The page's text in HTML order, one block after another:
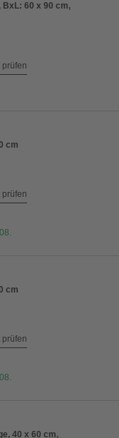
BxL: 60 x 90 cm,
prüfen
cm
prüfen
cm
prüfen
40 x 60 cm,